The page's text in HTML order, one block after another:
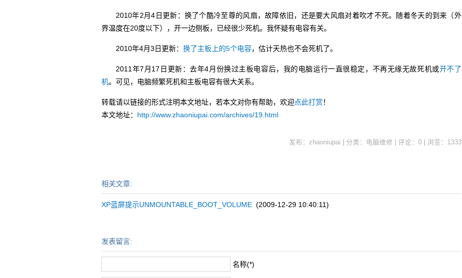
2010年2月4日更新：换了个酷冷至尊的风扇，故障依旧，还是要大风扇对着吹才不死。随着冬天的到来（外
界温度在20度以下），开一边侧板，已经很少死机。我怀疑有电容有关。
2010年4月3日更新：换了主板上的5个电容，估计天热也不会死机了。
2011年7月17日更新：去年4月份换过主板电容后，我的电脑运行一直很稳定，不再无缘无故死机或开不了
机。可见，电脑频繁死机和主板电容有很大关系。
转载请以链接的形式注明本文地址，若本文对你有帮助，欢迎点此打赏！
本文地址： http://www.zhaoniupai.com/archives/19.html
发布：zhaoniupai | 分类：电脑维修 | 评论：0 | 浏览： 1333
相关文章:
XP蓝屏提示UNMOUNTABLE_BOOT_VOLUME (2009-12-29 10:40:11)
发表留言:
名称(*)